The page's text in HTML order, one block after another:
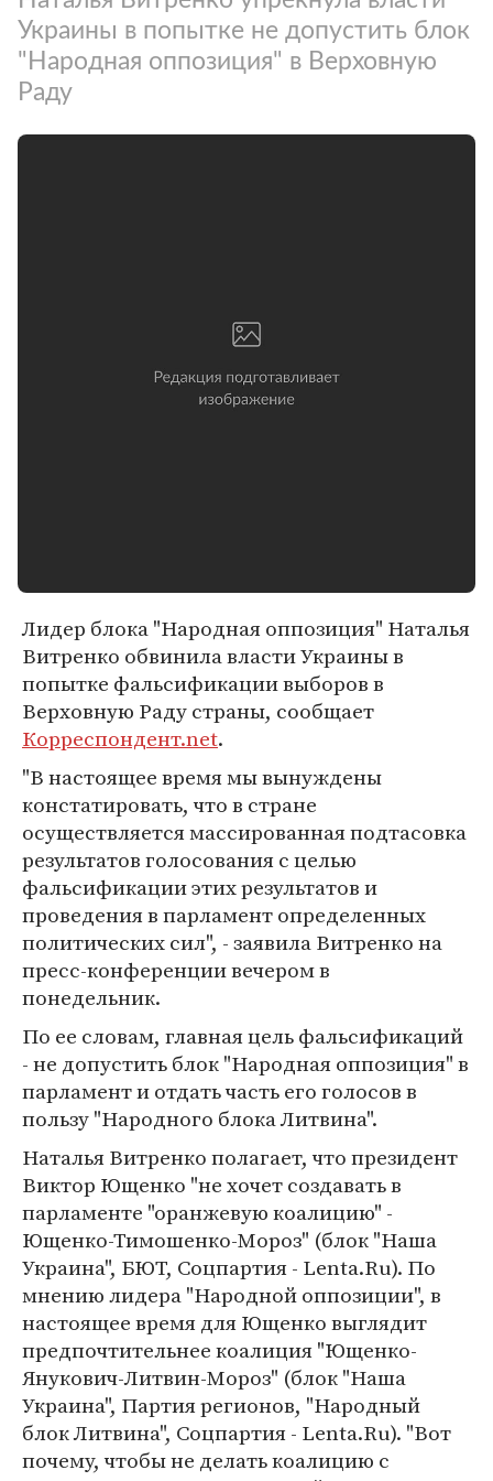
Украины в попытке не допустить блок
"Народная оппозиция" в Верховную
Раду
Лидер блока "Народная оппозиция" Наталья
Витренко обвинила власти Украины в
попытке фальсификации выборов в
Верховную Раду страны, сообщает
Корреспондент.net.
"В настоящее время мы вынуждены
констатировать, что в стране
осуществляется массированная подтасовка
результатов голосования с целью
фальсификации этих результатов и
проведения в парламент определенных
политических сил", - заявила Витренко на
пресс-конференции вечером в
понедельник.
По ее словам, главная цель фальсификаций
- не допустить блок "Народная оппозиция" в
парламент и отдать часть его голосов в
пользу "Народного блока Литвина".
Наталья Витренко полагает, что президент
Виктор Ющенко "не хочет создавать в
парламенте "оранжевую коалицию" -
Ющенко-Тимошенко-Мороз" (блок "Наша
Украина", БЮТ, Соцпартия - Lenta.Ru). По
мнению лидера "Народной оппозиции", в
настоящее время для Ющенко выглядит
предпочтительнее коалиция "Ющенко-
Янукович-Литвин-Мороз" (блок "Наша
Украина", Партия регионов, "Народный
блок Литвина", Соцпартия - Lenta.Ru). "Вот
почему, чтобы не делать коалицию с